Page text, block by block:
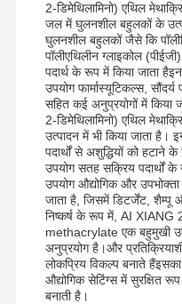
एक्रिलॉयलोक्सीएथिल
एनीओनिक पॉलीएक्रिलामाइड
नॉनऑनिक पॉलीएक्रिलामाइड
यौगिक उर्वरक धीमी रिलीज़
धनायनित पॉलीएक्रिलामाइड
क्षारीकरण के लिए जेल एजेंट
उच्च तापमान पर जमाव एजेंट
सल्फ़राइज़र
2-डिमेथिलामिनो) एथिल
जल में घुलनशील बहुलकों के
घुलनशील बहुलकों जैसे कि
पॉलीएथिलीन ग्लाइकोल
पदार्थ के रूप में किया जाता
उपयोग फार्मास्यूटिकल्स,
सहित कई अनुप्रयोगों में किया
2-डिमेथिलामिनो) एथिल
उत्पादन में भी किया जाता है।
पदार्थों से अशुद्धियों को हटाने
उपयोग सतह सक्रिय पदार्थों के
उपयोग औद्योगिक और
जाता है, जिसमें डिटर्जेंट, शैम्पू
निष्कर्ष के रूप में, AI
methacrylate एक बहुमुखी
अनुप्रयोग है।और
लोकप्रिय विकल्प बनाते
औद्योगिक सेटिंग्स में सुरक्षित
बनाती है।